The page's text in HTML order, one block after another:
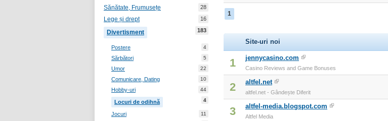
Sănătate, Frumusețe 28
Lege și drept 16
Divertisment 183
Postere 4
Sărbători 5
Umor 22
Comunicare, Dating 10
Hobby-uri 44
Locuri de odihnă 4
Jocuri 11
1
Site-uri noi
1 jennycasino.com
Casino Reviews and Game Bonuses
2 altfel.net
altfel.net - Gândește Diferit
3 altfel-media.blogspot.com
Altfel Media